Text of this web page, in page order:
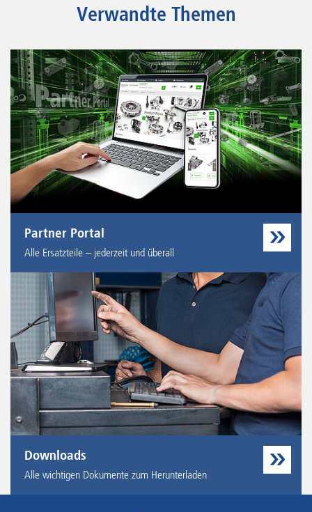
Verwandte Themen
Partner Portal
Alle Ersatzteile – jederzeit und überall
Downloads
Alle wichtigen Dokumente zum Herunterladen